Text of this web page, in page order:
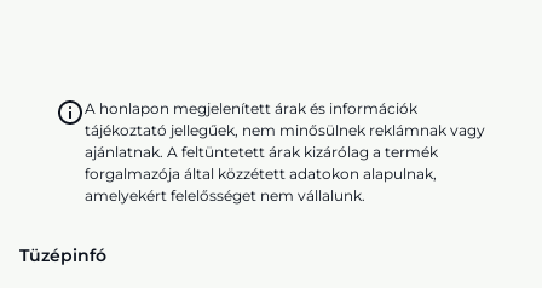
A honlapon megjelenített árak és információk
tájékoztató jellegűek, nem minősülnek reklámnak vagy
ajánlatnak. A feltüntetett árak kizárólag a termék
forgalmazója által közzétett adatokon alapulnak,
amelyekért felelősséget nem vállalunk.
Tüzépinfó